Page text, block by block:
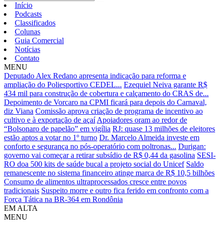
Início
Podcasts
Classificados
Colunas
Guia Comercial
Notícias
Contato
MENU
Deputado Alex Redano apresenta indicação para reforma e
ampliação do Poliesportivo CEDEL... Ezequiel Neiva garante R$
434 mil para construção de cobertura e calçamento do CRAS de...
Depoimento de Vorcaro na CPMI ficará para depois do Carnaval,
diz Viana Comissão aprova criação de programa de incentivo ao
cultivo e à exportação de açaí Apoiadores oram ao redor de
“Bolsonaro de papelão” em vigília RJ: quase 13 milhões de eleitores
estão aptos a votar no 1º turno Dr. Marcelo Almeida investe em
conforto e segurança no pós-operatório com poltronas... Durigan:
governo vai começar a retirar subsídio de R$ 0,44 da gasolina SESI-
RO doa 500 kits de saúde bucal a projeto social do Unicef Saldo
remanescente no sistema financeiro atinge marca de R$ 10,5 bilhões
Consumo de alimentos ultraprocessados cresce entre povos
tradicionais Suspeito morre e outro fica ferido em confronto com a
Força Tática na BR-364 em Rondônia
EM ALTA
MENU